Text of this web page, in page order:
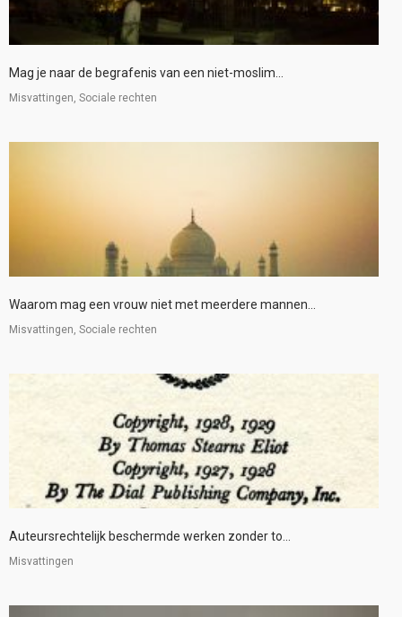
Mag je naar de begrafenis van een niet-moslim...
Misvattingen, Sociale rechten
Waarom mag een vrouw niet met meerdere mannen...
Misvattingen, Sociale rechten
Auteursrechtelijk beschermde werken zonder to...
Misvattingen